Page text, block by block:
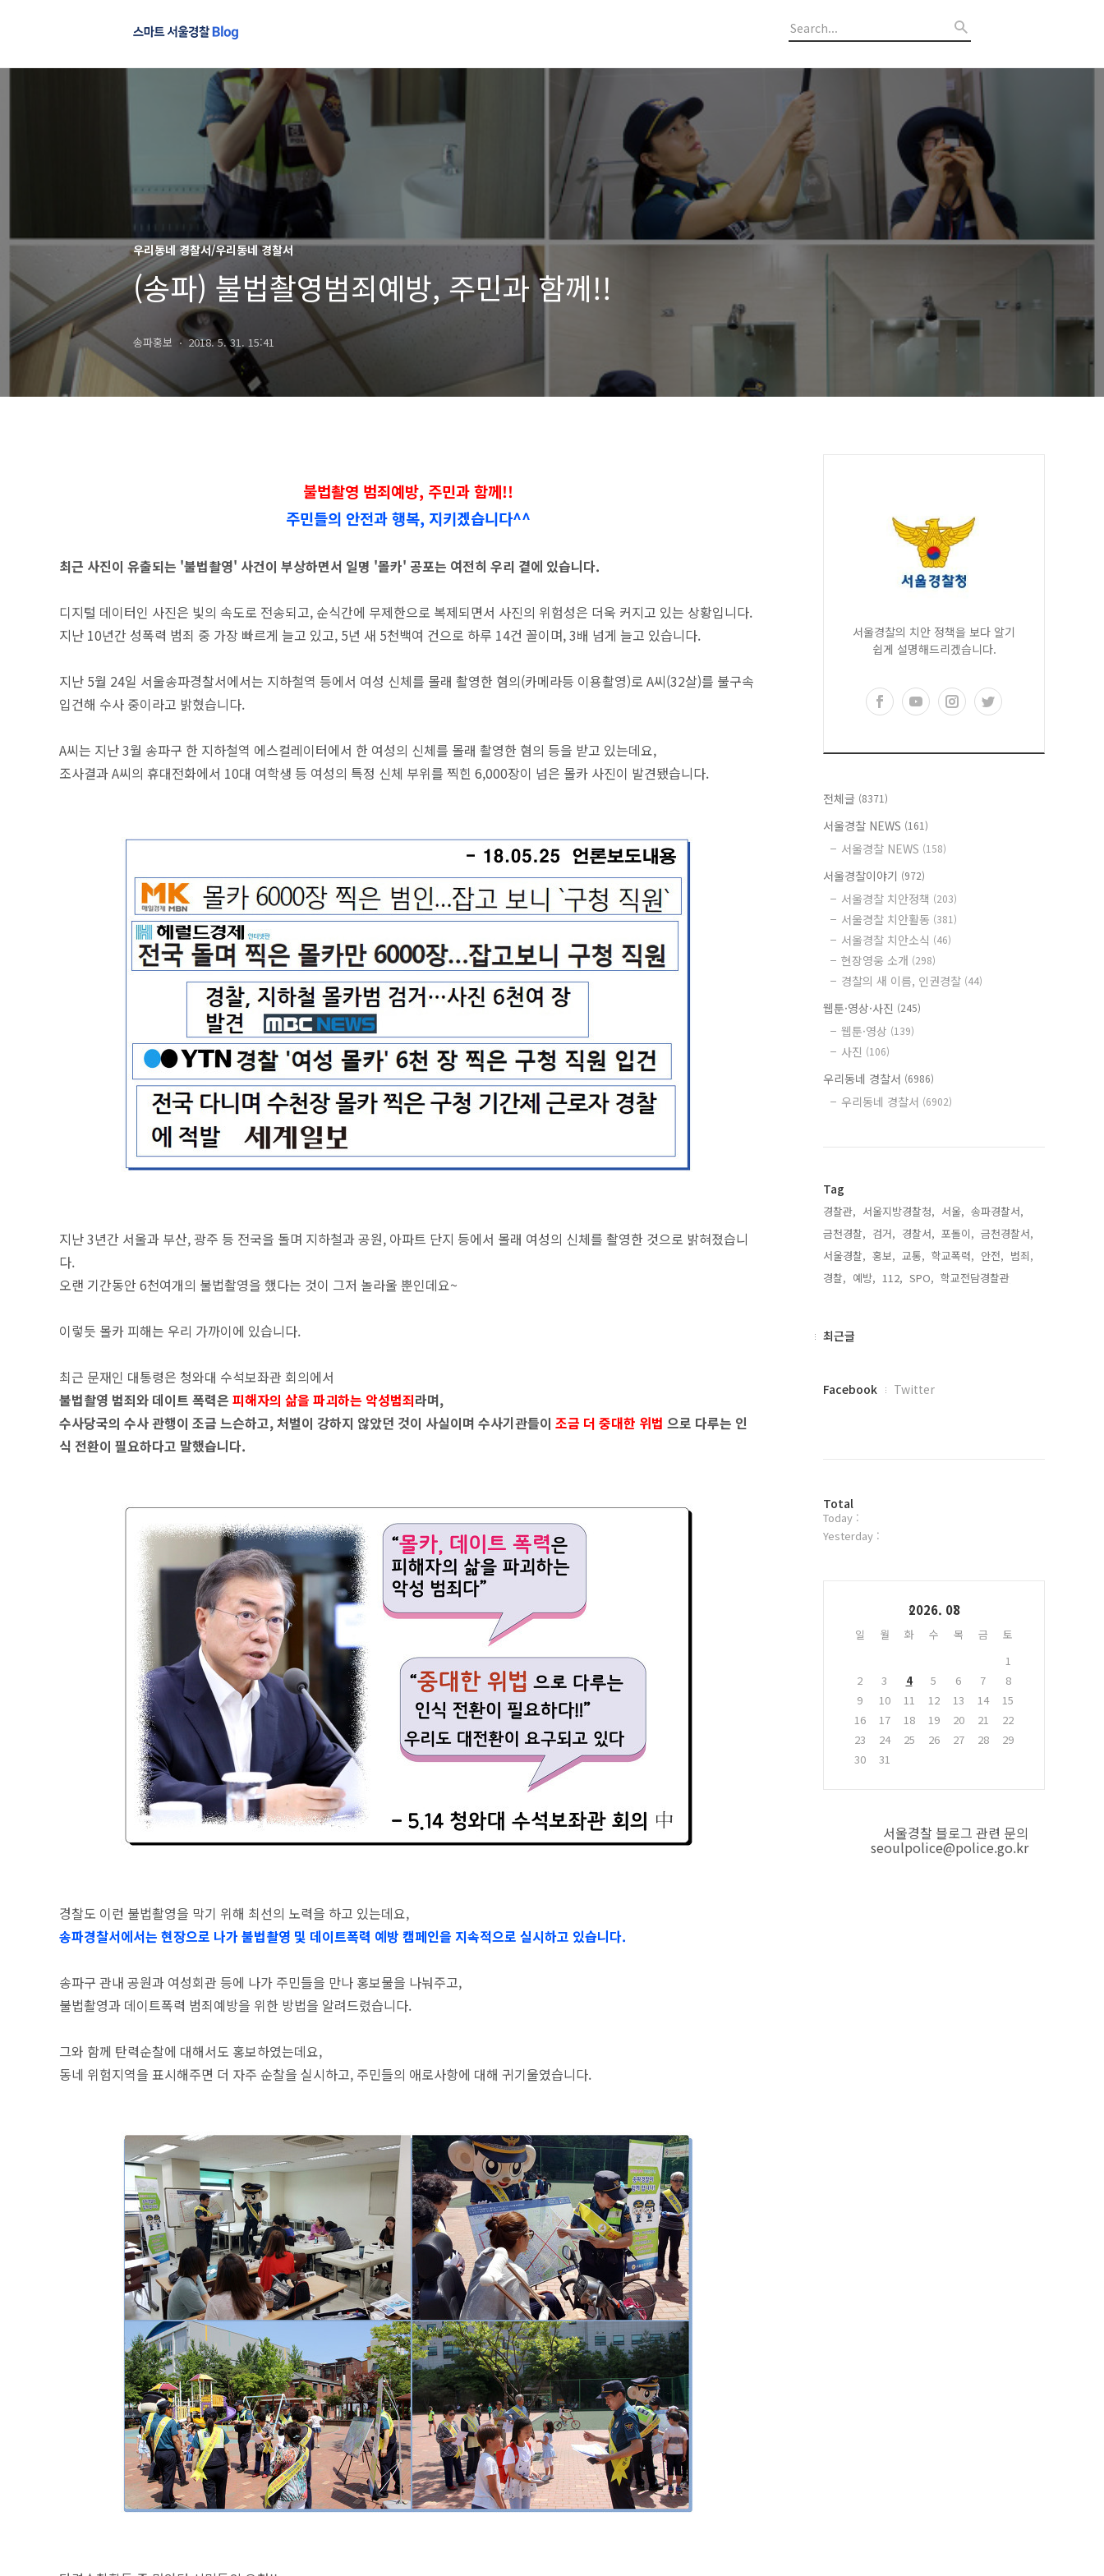
우리동네 경찰서/우리동네 경찰서
(송파) 불법촬영범죄예방, 주민과 함께!!
송파홍보 2018. 5. 31. 15:41
불법촬영 범죄예방, 주민과 함께!!
주민들의 안전과 행복, 지키겠습니다^^
최근 사진이 유출되는 '불법촬영' 사건이 부상하면서 일명 '몰카' 공포는 여전히 우리 곁에 있습니다.
디지털 데이터인 사진은 빛의 속도로 전송되고, 순식간에 무제한으로 복제되면서 사진의 위험성은 더욱 커지고 있는 상황입니다.
지난 10년간 성폭력 범죄 중 가장 빠르게 늘고 있고, 5년 새 5천백여 건으로 하루 14건 꼴이며, 3배 넘게 늘고 있습니다.
지난 5월 24일 서울송파경찰서에서는 지하철역 등에서 여성 신체를 몰래 촬영한 혐의(카메라등 이용촬영)로 A씨(32살)를 불구속
입건해 수사 중이라고 밝혔습니다.
A씨는 지난 3월 송파구 한 지하철역 에스컬레이터에서 한 여성의 신체를 몰래 촬영한 혐의 등을 받고 있는데요,
조사결과 A씨의 휴대전화에서 10대 여학생 등 여성의 특정 신체 부위를 찍힌 6,000장이 넘은 몰카 사진이 발견됐습니다.
지난 3년간 서울과 부산, 광주 등 전국을 돌며 지하철과 공원, 아파트 단지 등에서 몰래 여성의 신체를 촬영한 것으로 밝혀졌습니
다.
오랜 기간동안 6천여개의 불법촬영을 했다는 것이 그저 놀라울 뿐인데요~
이렇듯 몰카 피해는 우리 가까이에 있습니다.
최근 문재인 대통령은 청와대 수석보좌관 회의에서
불법촬영 범죄와 데이트 폭력은 피해자의 삶을 파괴하는 악성범죄라며,
수사당국의 수사 관행이 조금 느슨하고, 처벌이 강하지 않았던 것이 사실이며 수사기관들이 조금 더 중대한 위법 으로 다루는 인
식 전환이 필요하다고 말했습니다.
경찰도 이런 불법촬영을 막기 위해 최선의 노력을 하고 있는데요,
송파경찰서에서는 현장으로 나가 불법촬영 및 데이트폭력 예방 캠페인을 지속적으로 실시하고 있습니다.
송파구 관내 공원과 여성회관 등에 나가 주민들을 만나 홍보물을 나눠주고,
불법촬영과 데이트폭력 범죄예방을 위한 방법을 알려드렸습니다.
그와 함께 탄력순찰에 대해서도 홍보하였는데요,
동네 위험지역을 표시해주면 더 자주 순찰을 실시하고, 주민들의 애로사항에 대해 귀기울였습니다.
서울경찰의 치안 정책을 보다 알기
쉽게 설명해드리겠습니다.
전체글 (8371)
서울경찰 NEWS (161)
서울경찰 NEWS (158)
서울경찰이야기 (972)
서울경찰 치안정책 (203)
서울경찰 치안활동 (381)
서울경찰 치안소식 (46)
현장영웅 소개 (298)
경찰의 새 이름, 인권경찰 (44)
웹툰·영상·사진 (245)
웹툰·영상 (139)
사진 (106)
우리동네 경찰서 (6986)
우리동네 경찰서 (6902)
Tag
경찰관, 서울지방경찰청, 서울, 송파경찰서,
금천경찰, 검거, 경찰서, 포돌이, 금천경찰서,
서울경찰, 홍보, 교통, 학교폭력, 안전, 범죄,
경찰, 예방, 112, SPO, 학교전담경찰관,
최
최근글
페
플
러
그
Facebook Twitter
방
문
자
Total
Today :
Yesterday :
2026. 08
일 월 화 수 목 금
토
1
2
3 4 5 6 7
8
9
10 11 12 13 14
15
16
17 18 19 20 21
22
23
24 25 26 27 28
29
30
31
서울경찰 블로그 관련 문의
seoulpolice@police.go.kr